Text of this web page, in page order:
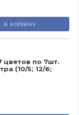
В КОРЗИНУ
цветов по 7шт.
(10/5; 12/6;